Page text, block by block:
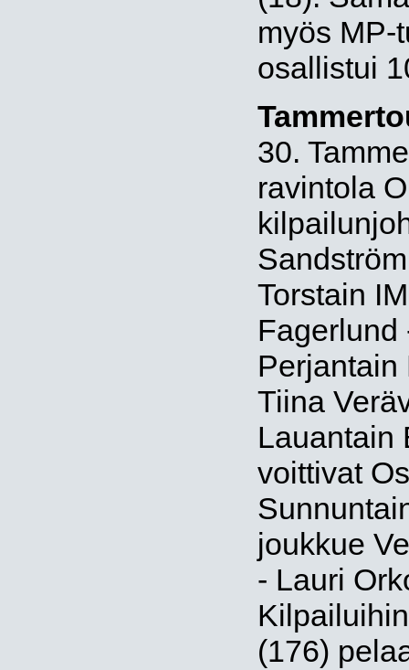
myös MP-
osallistui
30.
ravintola
Torstain
Fagerlund
Perjantain
Tiina
Lauantain
voittivat
joukkue
- Lauri
(176)